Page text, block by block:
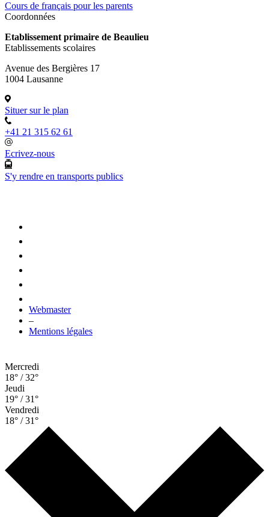
Cours de français pour les parents
Coordonnées
Etablissement primaire de Beaulieu
Etablissements scolaires
Avenue des Bergières 17
1004 Lausanne
Situer sur le plan
+41 21 315 62 61
Ecrivez-nous
S'y rendre en transports publics
Webmaster
–
Mentions légales
Mercredi
18° / 32°
Jeudi
19° / 31°
Vendredi
18° / 31°